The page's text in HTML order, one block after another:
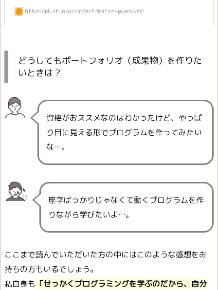
https://plusfunpg.com/certification-javasilver/
どうしてもポートフォリオ（成果物）を作りた
いときは？
資格がおススメなのはわかったけど、やっぱ
り目に見える形でプログラムを作ってみたい
な…。
座学ばっかりじゃなくて動くプログラムを作
りながら学びたいよ…。
ここまで読んでいただいた方の中にはこのような感想をお
持ちの方もいるでしょう。
私自身も 「せっかくプログラミングを学ぶのだから、自分